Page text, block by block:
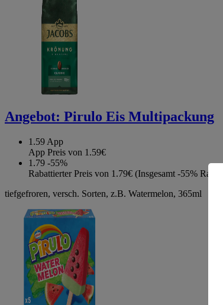
Angebot: Pirulo Eis Multipackung
1.59 App
App Preis von 1.59€
1.79 -55%
Rabattierter Preis von 1.79€ (Insgesamt -55% Rabatt)
tiefgefroren, versch. Sorten, z.B. Watermelon, 365ml